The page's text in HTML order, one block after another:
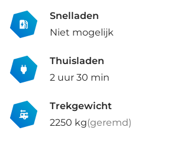
Snelladen
Niet mogelijk
Thuisladen
2 uur 30 min
Trekgewicht
2250 kg(geremd)